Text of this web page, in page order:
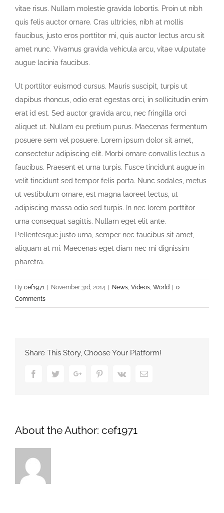
vitae risus. Nullam molestie gravida lobortis. Proin ut nibh
quis felis auctor ornare. Cras ultricies, nibh at mollis
faucibus, justo eros porttitor mi, quis auctor lectus arcu sit
amet nunc. Vivamus gravida vehicula arcu, vitae vulputate
augue lacinia faucibus.
Ut porttitor euismod cursus. Mauris suscipit, turpis ut
dapibus rhoncus, odio erat egestas orci, in sollicitudin enim
erat id est. Sed auctor gravida arcu, nec fringilla orci
aliquet ut. Nullam eu pretium purus. Maecenas fermentum
posuere sem vel posuere. Lorem ipsum dolor sit amet,
consectetur adipiscing elit. Morbi ornare convallis lectus a
faucibus. Praesent et urna turpis. Fusce tincidunt augue in
velit tincidunt sed tempor felis porta. Nunc sodales, metus
ut vestibulum ornare, est magna laoreet lectus, ut
adipiscing massa odio sed turpis. In nec lorem porttitor
urna consequat sagittis. Nullam eget elit ante.
Pellentesque justo urna, semper nec faucibus sit amet,
aliquam at mi. Maecenas eget diam nec mi dignissim
pharetra.
By cef1971 November 3rd, 2014 News, Videos, World
0
Comments
Share This Story, Choose Your Platform!
FacebookTwitterGoogle+ PinterestVk Email
About the Author: cef1971